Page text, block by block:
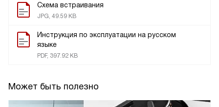
Схема встраивания
JPG, 49.59 KB
Инструкция по эксплуатации на русском
языке
PDF, 397.92 KB
Может быть полезно